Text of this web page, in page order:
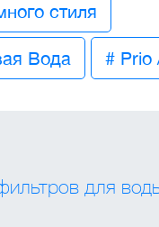
стиля
Вода # Prio
для